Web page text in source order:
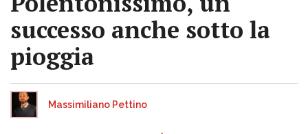
successo anche sotto la
pioggia
Massimiliano Pettino